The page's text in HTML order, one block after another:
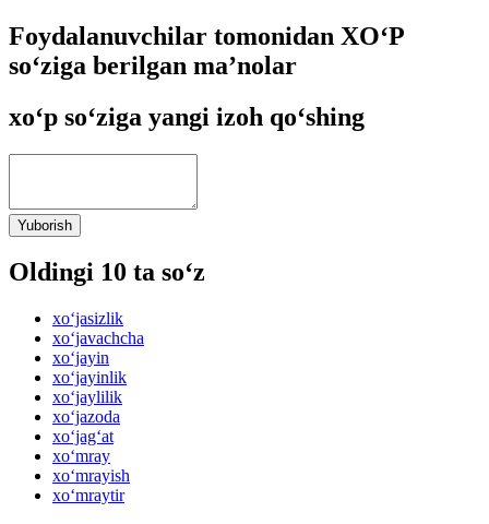
Foydalanuvchilar tomonidan XO‘P
so‘ziga berilgan ma’nolar
xo‘p so‘ziga yangi izoh qo‘shing
Yuborish
Oldingi 10 ta so‘z
xo‘jasizlik
xo‘javachcha
xo‘jayin
xo‘jayinlik
xo‘jaylilik
xo‘jazoda
xo‘jag‘at
xo‘mray
xo‘mrayish
xo‘mraytir